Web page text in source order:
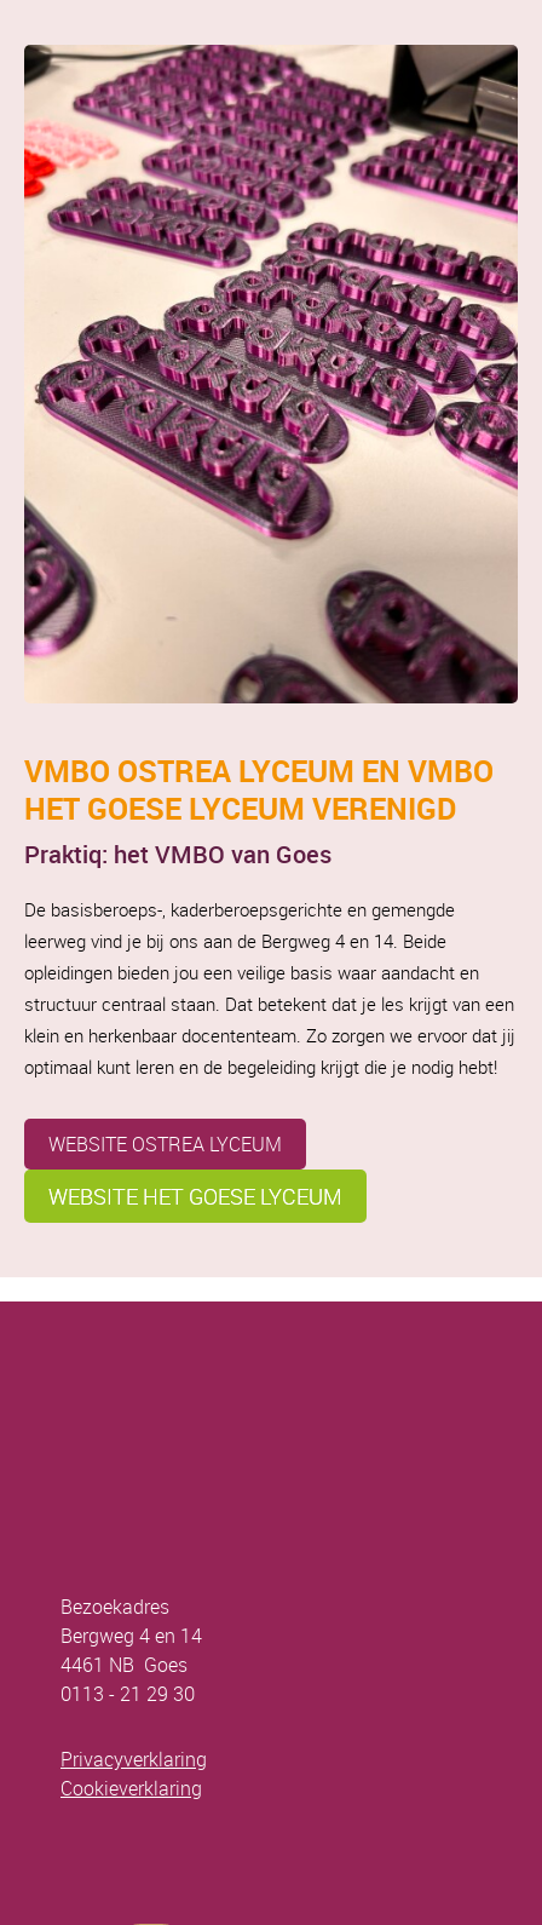
VMBO OSTREA LYCEUM EN VMBO
HET GOESE LYCEUM VERENIGD
Praktiq: het VMBO van Goes
De basisberoeps-, kaderberoepsgerichte en gemengde
leerweg vind je bij ons aan de Bergweg 4 en 14. Beide
opleidingen bieden jou een veilige basis waar aandacht en
structuur centraal staan. Dat betekent dat je les krijgt van een
klein en herkenbaar docententeam. Zo zorgen we ervoor dat jij
optimaal kunt leren en de begeleiding krijgt die je nodig hebt!
WEBSITE OSTREA LYCEUM
WEBSITE HET GOESE LYCEUM
Bezoekadres
Bergweg 4 en 14
4461 NB Goes
0113 - 21 29 30
Privacyverklaring
Cookieverklaring